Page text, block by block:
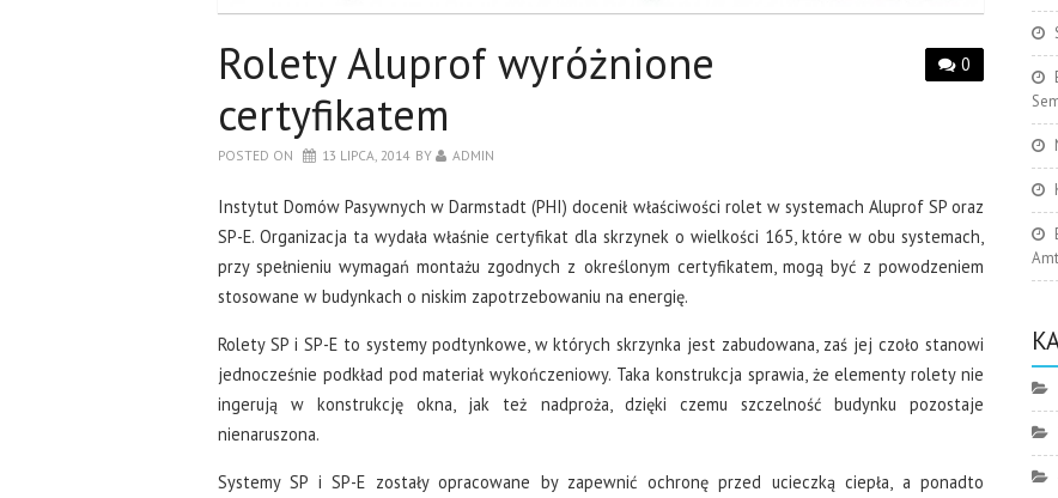
0
Rolety Aluprof wyróżnione
certyfikatem
POSTED ON 13 LIPCA, 2014 BY ADMIN
Instytut Domów Pasywnych w Darmstadt (PHI) docenił właściwości rolet w systemach Aluprof SP oraz
SP-E. Organizacja ta wydała właśnie certyfikat dla skrzynek o wielkości 165, które w obu systemach,
przy spełnieniu wymagań montażu zgodnych z określonym certyfikatem, mogą być z powodzeniem
stosowane w budynkach o niskim zapotrzebowaniu na energię.
Rolety SP i SP-E to systemy podtynkowe, w których skrzynka jest zabudowana, zaś jej czoło stanowi
jednocześnie podkład pod materiał wykończeniowy. Taka konstrukcja sprawia, że elementy rolety nie
ingerują w konstrukcję okna, jak też nadproża, dzięki czemu szczelność budynku pozostaje
nienaruszona.
Systemy SP i SP-E zostały opracowane by zapewnić ochronę przed ucieczką ciepła, a ponadto